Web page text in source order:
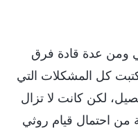
ومن عدة قادة فرق
كل المشكلات التي
لكن كانت لا تزال
احتمال قيام روثي